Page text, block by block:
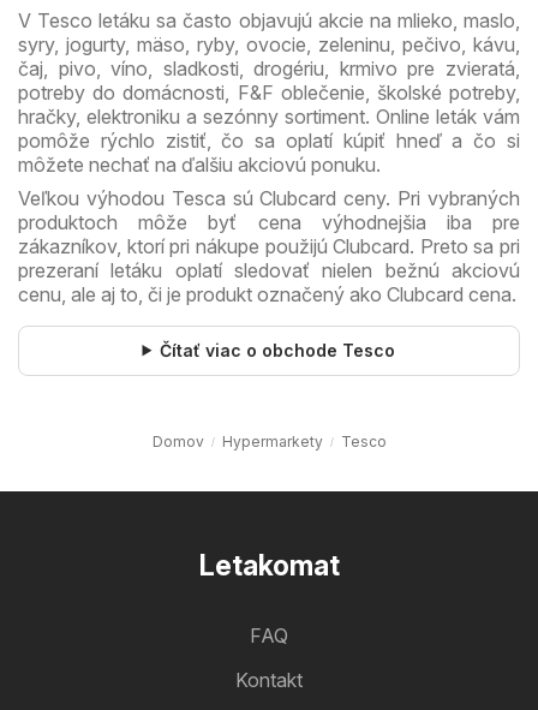
V Tesco letáku sa často objavujú akcie na mlieko, maslo,
syry, jogurty, mäso, ryby, ovocie, zeleninu, pečivo, kávu,
čaj, pivo, víno, sladkosti, drogériu, krmivo pre zvieratá,
potreby do domácnosti, F&F oblečenie, školské potreby,
hračky, elektroniku a sezónny sortiment. Online leták vám
pomôže rýchlo zistiť, čo sa oplatí kúpiť hneď a čo si
môžete nechať na ďalšiu akciovú ponuku.
Veľkou výhodou Tesca sú Clubcard ceny. Pri vybraných
produktoch môže byť cena výhodnejšia iba pre
zákazníkov, ktorí pri nákupe použijú Clubcard. Preto sa pri
prezeraní letáku oplatí sledovať nielen bežnú akciovú
cenu, ale aj to, či je produkt označený ako Clubcard cena.
Čítať viac o obchode Tesco
Domov Hypermarkety Tesco
Letakomat
FAQ
Kontakt